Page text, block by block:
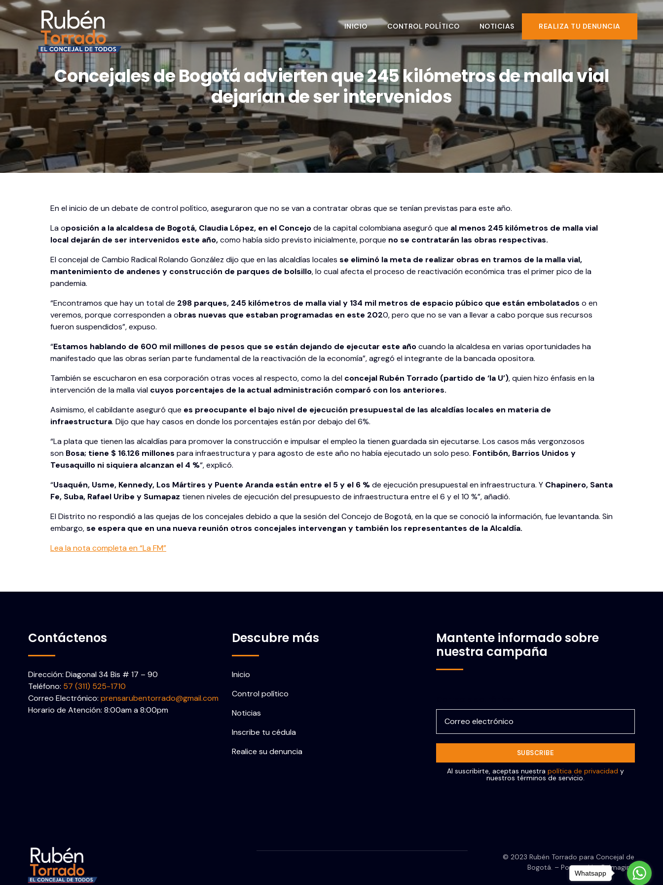
INICIO CONTROL POLÍTICO NOTICIAS REALIZA TU DENUNCIA
Concejales de Bogotá advierten que 245 kilómetros de malla vial
dejarían de ser intervenidos
En el inicio de un debate de control político, aseguraron que no se van a contratar obras que se tenían previstas para este año.
La oposición a la alcaldesa de Bogotá, Claudia López, en el Concejode la capital colombiana aseguró que al menos 245 kilómetros de malla vial
local dejarán de ser intervenidos este año,como había sido previsto inicialmente, porque no se contratarán las obras respectivas.
El concejal de Cambio Radical Rolando González dijo que en las alcaldías locales se eliminó la meta de realizar obras en tramos de la malla vial,
mantenimiento de andenes y construcción de parques de bolsillo, lo cual afecta el proceso de reactivación económica tras el primer pico de la
pandemia.
“Encontramos que hay un total de 298 parques, 245 kilómetros de malla vial y 134 mil metros de espacio púbico que están embolatados o en
veremos, porque corresponden a obras nuevas que estaban programadas en este 2020, pero que no se van a llevar a cabo porque sus recursos
fueron suspendidos”, expuso.
“Estamos hablando de 600 mil millones de pesos que se están dejando de ejecutar este añocuando la alcaldesa en varias oportunidades ha
manifestado que las obras serían parte fundamental de la reactivación de la economía”, agregó el integrante de la bancada opositora.
También se escucharon en esa corporación otras voces al respecto, como la del concejal Rubén Torrado (partido de ‘la U’), quien hizo énfasis en la
intervención de la malla vial cuyos porcentajes de la actual administración comparó con los anteriores.
Asimismo, el cabildante aseguró que es preocupante el bajo nivel de ejecución presupuestal de las alcaldías locales en materia de
infraestructura. Dijo que hay casos en donde los porcentajes están por debajo del 6%.
“La plata que tienen las alcaldías para promover la construcción e impulsar el empleo la tienen guardada sin ejecutarse. Los casos más vergonzosos
son Bosa; tiene $ 16.126 millones para infraestructura y para agosto de este año no había ejecutado un solo peso. Fontibón, Barrios Unidos y
Teusaquillo ni siquiera alcanzan el 4 %“, explicó.
“Usaquén, Usme, Kennedy, Los Mártires y Puente Aranda están entre el 5 y el 6 %de ejecución presupuestal en infraestructura. Y Chapinero, Santa
Fe, Suba, Rafael Uribe y Sumapaz tienen niveles de ejecución del presupuesto de infraestructura entre el 6 y el 10 %”, añadió.
El Distrito no respondió a las quejas de los concejales debido a que la sesión del Concejo de Bogotá, en la que se conoció la información, fue levantanda. Sin
embargo,se espera que en una nueva reunión otros concejales intervengan y también los representantes de la Alcaldía.
Lea la nota completa en “La FM”
Contáctenos
Dirección: Diagonal 34 Bis # 17 – 90
Teléfono: 57 (311) 525-1710
Correo Electrónico: prensarubentorrado@gmail.com
Horario de Atención: 8:00am a 8:00pm
Descubre más
Inicio
Control político
Noticias
Inscribe tu cédula
Realice su denuncia
Mantente informado sobre
nuestra campaña
Al suscribirte, aceptas nuestra política de privacidad y
nuestros términos de servicio.
© 2023 Rubén Torrado para Concejal de
Bogotá. – Powered by ReImagine
Whatsapp